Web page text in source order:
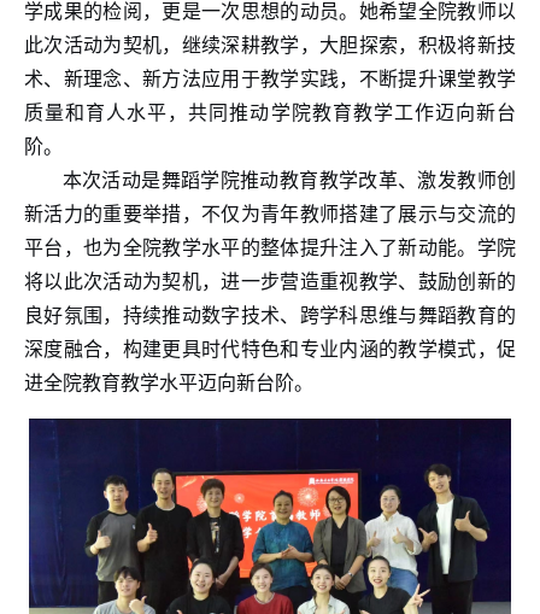
学成果的检阅，更是一次思想的动员。她希望全院教师以
此次活动为契机，继续深耕教学，大胆探索，积极将新技
术、新理念、新方法应用于教学实践，不断提升课堂教学
质量和育人水平，共同推动学院教育教学工作迈向新台
阶。
本次活动是舞蹈学院推动教育教学改革、激发教师创
新活力的重要举措，不仅为青年教师搭建了展示与交流的
平台，也为全院教学水平的整体提升注入了新动能。学院
将以此次活动为契机，进一步营造重视教学、鼓励创新的
良好氛围，持续推动数字技术、跨学科思维与舞蹈教育的
深度融合，构建更具时代特色和专业内涵的教学模式，促
进全院教育教学水平迈向新台阶。